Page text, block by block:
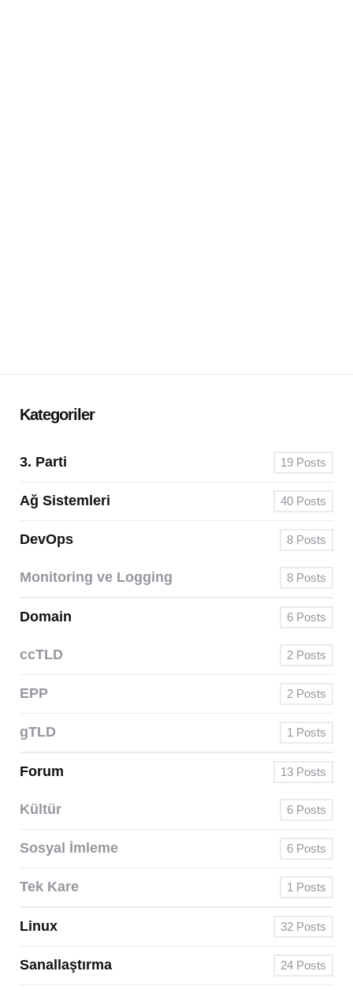
Kategoriler
3. Parti 19 Posts
Ağ Sistemleri 40 Posts
DevOps 8 Posts
Monitoring ve Logging 8 Posts
Domain 6 Posts
ccTLD 2 Posts
EPP 2 Posts
gTLD 1 Posts
Forum 13 Posts
Kültür 6 Posts
Sosyal İmleme 6 Posts
Tek Kare 1 Posts
Linux 32 Posts
Sanallaştırma 24 Posts